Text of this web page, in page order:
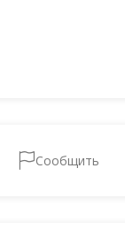
Сообщить